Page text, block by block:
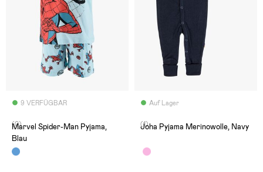
9 VERFÜGBAR
(0)
Marvel Spider-Man Pyjama,
Blau
Auf Lager
(1)
Joha Pyjama Merinowolle, Navy